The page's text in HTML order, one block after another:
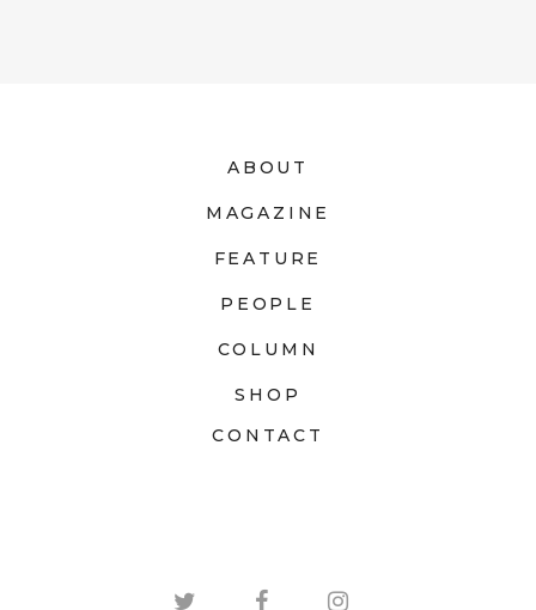
ABOUT
MAGAZINE
FEATURE
PEOPLE
COLUMN
SHOP
CONTACT